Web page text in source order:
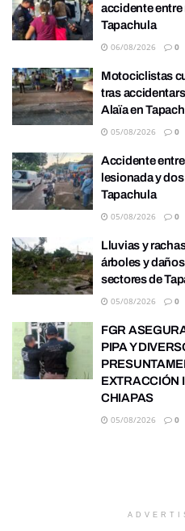
accidente
Tapachula
06/08/2026 0
Motociclistas
tras
Alaïa en
05/08/2026 0
Accidente
lesionada y
Tapachula
05/08/2026 0
Lluvias y
árboles y
sectores de
05/08/2026 0
FGR
PIPA Y
EXTRACCIÓN
CHIAPAS
05/08/2026 0